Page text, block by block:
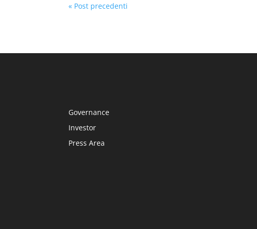
« Post precedenti
Governance
Investor
Press Area